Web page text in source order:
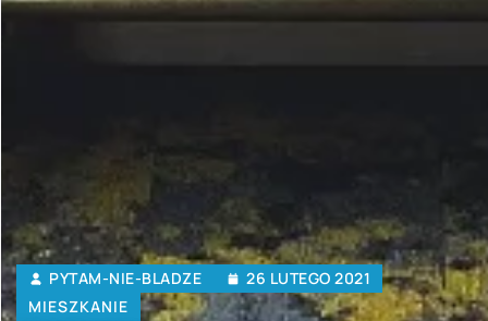
PYTAM-NIE-BLADZE
26 LUTEGO 2021
MIESZKANIE